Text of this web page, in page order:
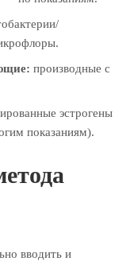
производные с
эстрогены
показаниям).
вводить и